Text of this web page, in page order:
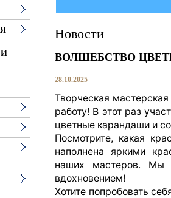
Новости
ВОЛШЕБСТВО
28.10.2025
Творческая
работу! В этот раз
цветные карандаши и
Посмотрите, какая
наполнена яркими
наших мастеров. Мы
вдохновением!
Хотите попробовать